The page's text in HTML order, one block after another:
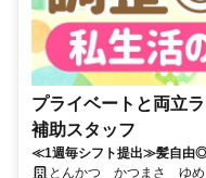
プライベートと両立
補助スタッフ
≪1週毎シフト提出≫髪自由◎
とんかつ かつまさ ゆめ